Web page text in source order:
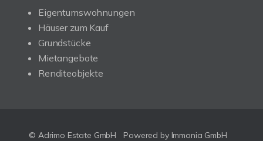
Eigentumswohnungen
Häuser zum Kauf
Grundstücke
Mietangebote
Renditeobjekte
© Adrimo Estate GmbH Powered by Immonia GmbH